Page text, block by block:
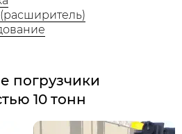
погрузчики
10 тонн